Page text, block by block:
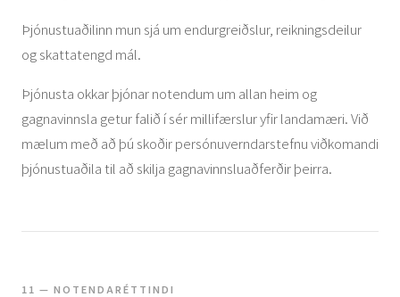
Þjónustuaðilinn mun sjá um endurgreiðslur, reikningsdeilur
og skattatengd mál.
Þjónusta okkar þjónar notendum um allan heim og
gagnavinnsla getur falið í sér millifærslur yfir landamæri. Við
mælum með að þú skoðir persónuverndarstefnu viðkomandi
þjónustuaðila til að skilja gagnavinnsluaðferðir þeirra.
11 — NOTENDARÉTTINDI